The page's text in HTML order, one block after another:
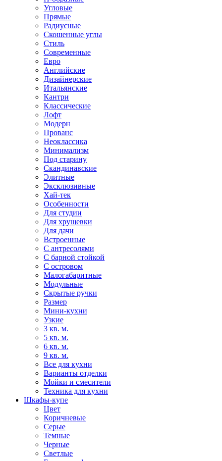
Угловые
Прямые
Радиусные
Скошенные углы
Стиль
Современные
Евро
Английские
Дизайнерские
Итальянские
Кантри
Классические
Лофт
Модерн
Прованс
Неоклассика
Минимализм
Под старину
Скандинавские
Элитные
Эксклюзивные
Хай-тек
Особенности
Для студии
Для хрущевки
Для дачи
Встроенные
С антресолями
С барной стойкой
С островом
Малогабаритные
Модульные
Скрытые ручки
Размер
Мини-кухни
Узкие
3 кв. м.
5 кв. м.
6 кв. м.
9 кв. м.
Все для кухни
Варианты отделки
Мойки и смесители
Техника для кухни
Шкафы-купе
Цвет
Коричневые
Серые
Темные
Черные
Светлые